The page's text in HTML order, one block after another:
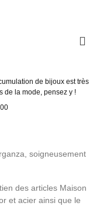
de bijoux est très
de la mode, pensez y !
soigneusement
des articles Maison
et acier ainsi que le